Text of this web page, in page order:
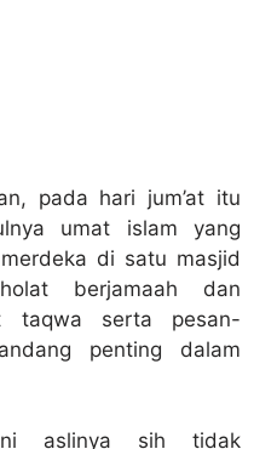
pada hari jum’at itu
umat islam yang
di satu masjid
berjamaah dan
taqwa serta pesan-
penting dalam
aslinya sih tidak